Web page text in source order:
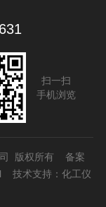
扫一扫
手机浏览
司 版权所有 备案
技术支持： 化工仪